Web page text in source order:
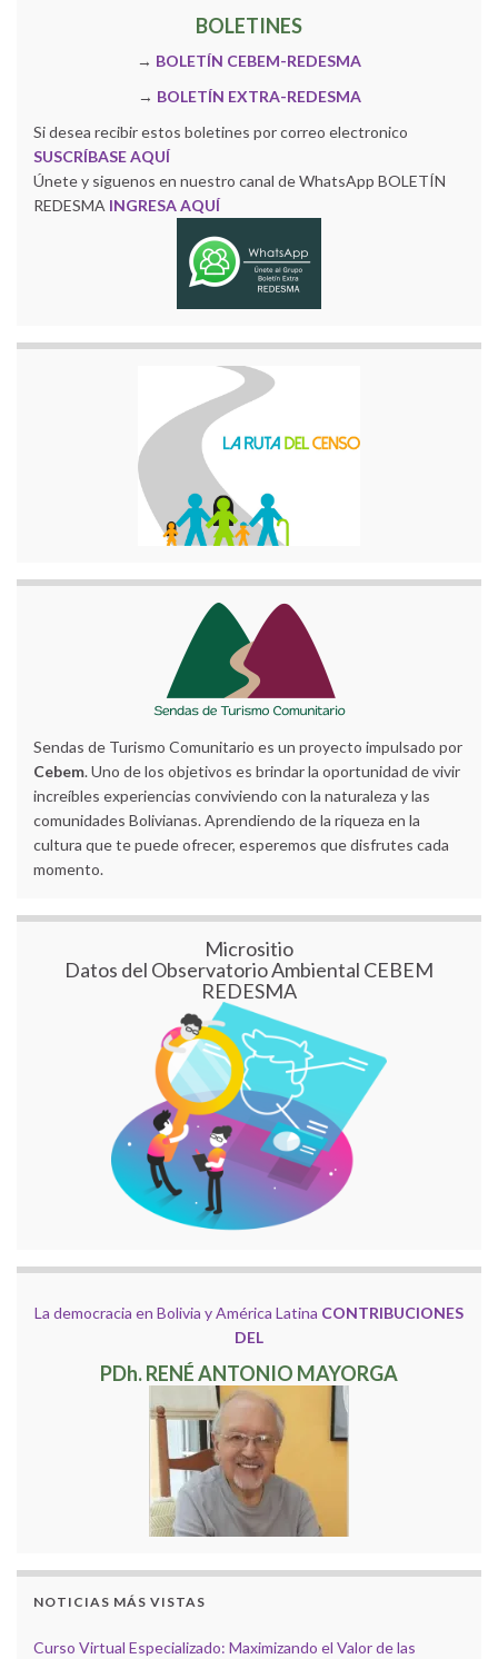
BOLETINES
→ BOLETÍN CEBEM-REDESMA
→ BOLETÍN EXTRA-REDESMA
Si desea recibir estos boletines por correo electronico
SUSCRÍBASE AQUÍ
Únete y siguenos en nuestro canal de WhatsApp BOLETÍN
REDESMA INGRESA AQUÍ
Sendas de Turismo Comunitario es un proyecto impulsado por
Cebem. Uno de los objetivos es brindar la oportunidad de vivir
increíbles experiencias conviviendo con la naturaleza y las
comunidades Bolivianas. Aprendiendo de la riqueza en la
cultura que te puede ofrecer, esperemos que disfrutes cada
momento.
Micrositio
Datos del Observatorio Ambiental CEBEM
REDESMA
La democracia en Bolivia y América Latina CONTRIBUCIONES
DEL
PDh. RENÉ ANTONIO MAYORGA
NOTICIAS MÁS VISTAS
Curso Virtual Especializado: Maximizando el Valor de las